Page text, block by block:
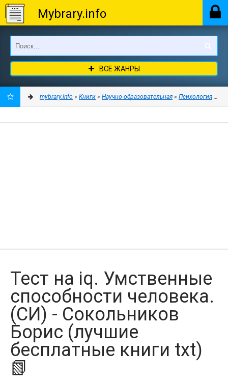
Mybrary.info
ВСЕ ЖАНРЫ
mybrary.info » Книги » Научно-образовательная » Психология »
Тест на iq. Умственные
способности человека.
(СИ) - Сокольников
Борис (лучшие
бесплатные книги txt)
📗